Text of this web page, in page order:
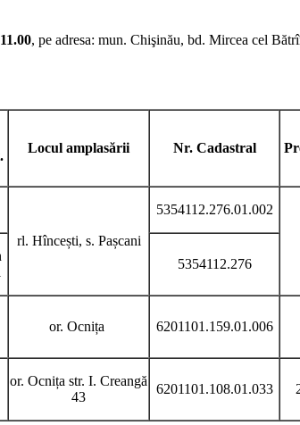
, pe adresa: mun. Chişinău, bd. Mircea cel
Locul amplasării Nr. Cadastral
rl. Hîncești, s. Pașcani
5354112.276.01.002
5354112.276
or. Ocnița 6201101.159.01.006
or. Ocnița str. I. Creangă
43
6201101.108.01.033